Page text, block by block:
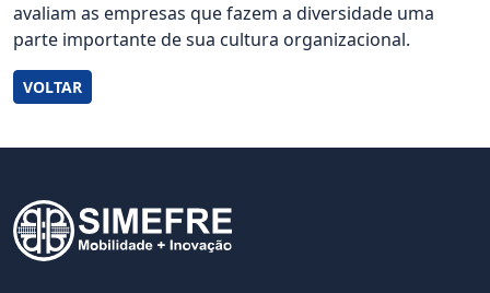
avaliam as empresas que fazem a diversidade uma
parte importante de sua cultura organizacional.
VOLTAR